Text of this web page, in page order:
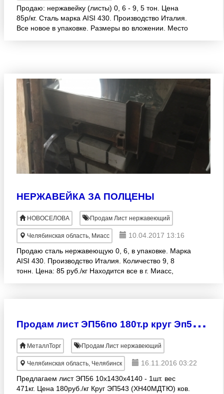
Продаю: нержавейку (листы) 0, 6 - 9, 5 тон. Цена
85р/кг. Сталь марка AISI 430. Производство Италия.
Все новое в упаковке. Размеры во вложении. Место
НЕРЖАВЕЙКА ЗА ПОЛЦЕНЫ
НОВОСЕЛОВА Продам Лист нержавеющий
Челябинская область, Миасс
10.04.2017 13:16
Продаю сталь нержавеющую 0, 6, в упаковке. Марка
AISI 430. Производство Италия. Количество 9, 8
тонн. Цена: 85 руб./кг Находится все в г. Миасс,
П
родам лист ЭП56по 180т.р круг Эп543 по 630т.р
МеталлТорг Продам Лист нержавеющий
Челябинская область, Челябинск
16.11.2016 03:22
Предлагаем лист ЭП56 10х1430х4140 - 1шт. вес
471кг. Цена 180руб./кг Круг ЭП543 (ХН40МДТЮ) ков.